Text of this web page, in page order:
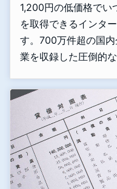
1,200円の低価格でい
を取得できるインタ
す。700万件超の国
業を収録した圧倒的